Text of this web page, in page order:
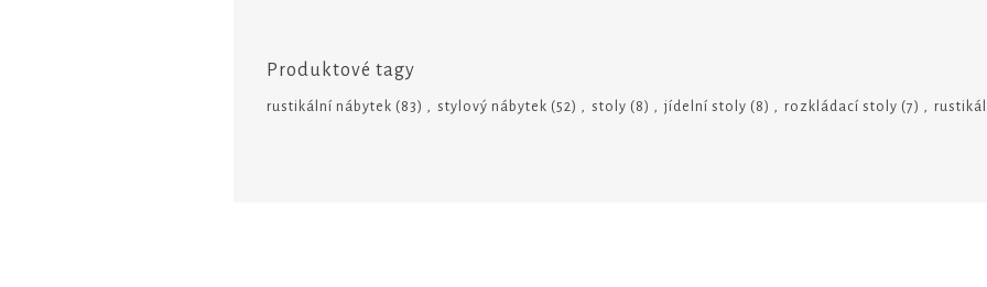
Produktové tagy
rustikální nábytek (83) stylový nábytek (52) stoly (8) jídelní stoly (8) rozkládací stoly (7)